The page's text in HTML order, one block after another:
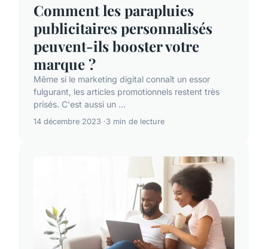
Comment les parapluies
publicitaires personnalisés
peuvent-ils booster votre
marque ?
Même si le marketing digital connaît un essor
fulgurant, les articles promotionnels restent très
prisés. C'est aussi un ...
14 décembre 2023 3 min de lecture